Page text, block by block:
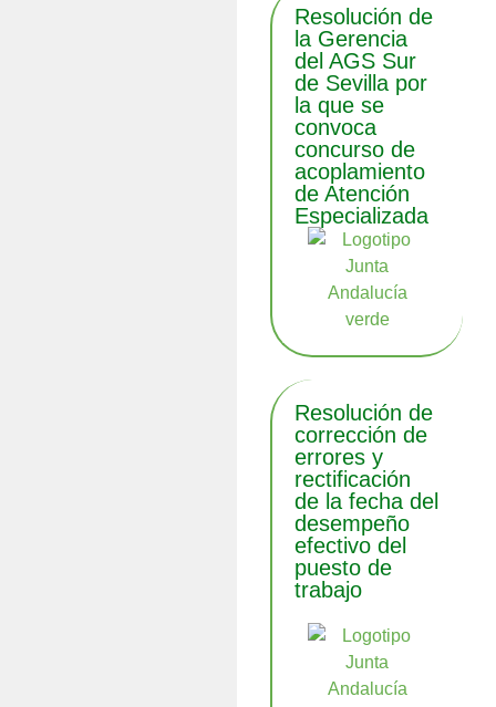
Resolución de
la Gerencia
del AGS Sur
de Sevilla por
la que se
convoca
concurso de
acoplamiento
de Atención
Especializada
Resolución de
corrección de
errores y
rectificación
de la fecha del
desempeño
efectivo del
puesto de
trabajo